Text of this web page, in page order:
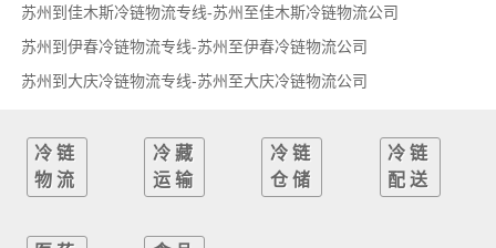
苏州到佳木斯冷链物流专线-苏州至佳木斯冷链物流公司
苏州到伊春冷链物流专线-苏州至伊春冷链物流公司
苏州到大庆冷链物流专线-苏州至大庆冷链物流公司
冷链
物流
冷藏
运输
冷链
仓储
冷链
配送